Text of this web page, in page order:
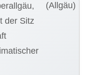
der Sitz